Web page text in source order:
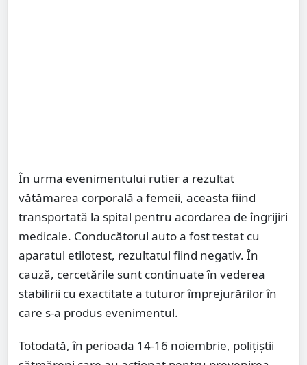
În urma evenimentului rutier a rezultat
vătămarea corporală a femeii, aceasta fiind
transportată la spital pentru acordarea de îngrijiri
medicale. Conducătorul auto a fost testat cu
aparatul etilotest, rezultatul fiind negativ. În
cauză, cercetările sunt continuate în vederea
stabilirii cu exactitate a tuturor împrejurărilor în
care s-a produs evenimentul.
Totodată, în perioada 14-16 noiembrie, polițiștii